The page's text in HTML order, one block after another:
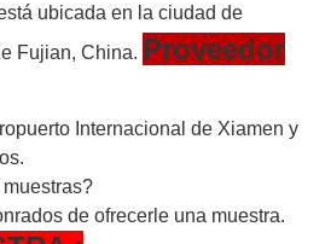
ubicada en la ciudad de
Fujian, China. Proveedor
Internacional de Xiamen y
de ofrecerle una muestra.